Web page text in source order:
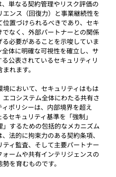
単なる契約管理やリスク評価の
ンス（回復力）と事業継続性を
置づけられるべきであり、セキ
なく、外部パートナーとの関係
必要があることを示唆していま
体に明確な可視性を確立し、サ
公表されているセキュリティリ
れます。
において、セキュリティはもは
コシステム全体にわたる共有さ
ポリシーは、内部境界を超え
セキュリティ基準を「強制」
するための包括的なメカニズム
法的に拘束力のある契約条項、
ィ監査、そして主要パートナー
ームや共有インテリジェンスの
を育むものです。